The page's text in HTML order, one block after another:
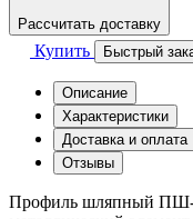
Рассчитать доставку
Купить Быстрый
Описание
Характеристики
Доставка и оплата
Отзывы
Профиль шляпный ПШ-